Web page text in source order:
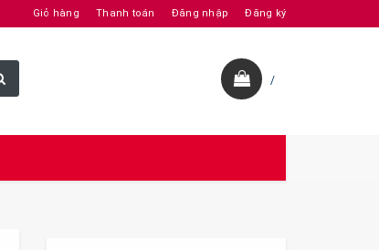
Giỏ hàng Thanh toán Đăng nhập Đăng ký
/